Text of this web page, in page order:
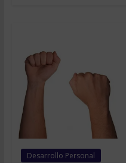
Desarrollo Personal